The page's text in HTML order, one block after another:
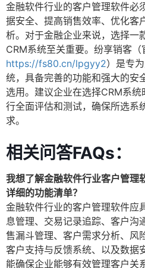
金融软件行业的客户管理软件必
据安全、提高销售效率、优化客
析。对于金融企业来说，选择一
CRM系统至关重要。纷享销客（
https://fs80.cn/lpgyy2）是专
统，具备完善的功能和强大的安
选用。建议企业在选择CRM系
行全面评估和测试，确保所选系
求。
相关问答FAQs：
我想了解金融软件行业客户管理
详细的功能清单？
金融软件行业的客户管理软件应
息管理、交易记录追踪、客户沟
售漏斗管理、客户需求分析、风
客户支持与反馈系统、以及数据
能确保企业能够有效管理客户关